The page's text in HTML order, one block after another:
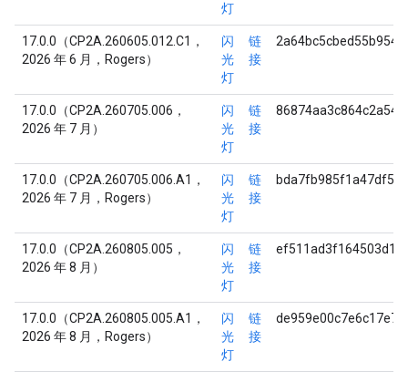
灯
17.0.0（CP2A.260605.012.C1，
2026 年 6 月，Rogers）
闪
光
灯
链
接
17.0.0（CP2A.260705.006，
2026 年 7 月）
闪
光
灯
链
接
17.0.0（CP2A.260705.006.A1，
2026 年 7 月，Rogers）
闪
光
灯
链
接
17.0.0（CP2A.260805.005，
2026 年 8 月）
闪
光
灯
链
接
17.0.0（CP2A.260805.005.A1，
2026 年 8 月，Rogers）
闪
光
灯
链
接